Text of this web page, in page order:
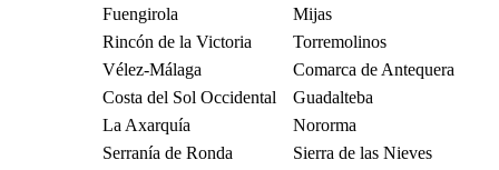
Fuengirola
Mijas
Rincón de la Victoria
Torremolinos
Vélez-Málaga
Comarca de Antequera
Costa del Sol Occidental
Guadalteba
La Axarquía
Nororma
Serranía de Ronda
Sierra de las Nieves